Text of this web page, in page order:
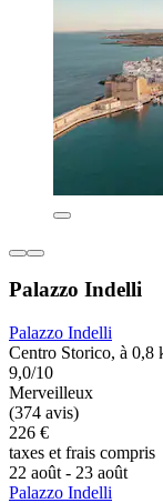
Palazzo Indelli
Palazzo Indelli
Centro Storico, à 0,8
9,0/10
Merveilleux
(374 avis)
226 €
taxes et frais compris
22 août - 23 août
Palazzo Indelli